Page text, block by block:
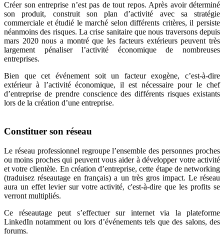
Créer son entreprise n’est pas de tout repos. Après avoir déterminé
son produit, construit son plan d’activité avec sa stratégie
commerciale et étudié le marché selon différents critères, il persiste
néanmoins des risques. La crise sanitaire que nous traversons depuis
mars 2020 nous a montré que les facteurs extérieurs peuvent très
largement pénaliser l’activité économique de nombreuses
entreprises.
Bien que cet événement soit un facteur exogène, c’est-à-dire
extérieur à l’activité économique, il est nécessaire pour le chef
d’entreprise de prendre conscience des différents risques existants
lors de la création d’une entreprise.
Constituer son réseau
Le réseau professionnel regroupe l’ensemble des personnes proches
ou moins proches qui peuvent vous aider à développer votre activité
et votre clientèle. En création d’entreprise, cette étape de networking
(traduisez réseautage en français) a un très gros impact. Le réseau
aura un effet levier sur votre activité, c'est-à-dire que les profits se
verront multipliés.
Ce réseautage peut s’effectuer sur internet via la plateforme
LinkedIn notamment ou lors d’événements tels que des salons, des
forums.